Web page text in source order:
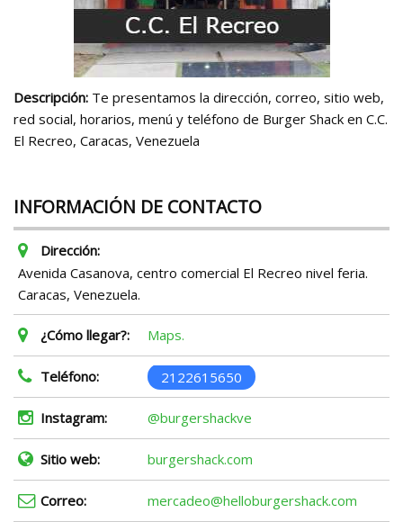
Descripción: Te presentamos la dirección, correo, sitio web,
red social, horarios, menú y teléfono de Burger Shack en C.C.
El Recreo, Caracas, Venezuela
INFORMACIÓN DE CONTACTO
Dirección:
Avenida Casanova, centro comercial El Recreo nivel feria.
Caracas, Venezuela.
¿Cómo llegar?: Maps.
Teléfono: 2122615650
Instagram: @burgershackve
Sitio web: burgershack.com
Correo: mercadeo@helloburgershack.com